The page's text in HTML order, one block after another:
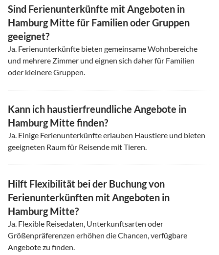
Sind Ferienunterkünfte mit Angeboten in
Hamburg Mitte für Familien oder Gruppen
geeignet?
Ja. Ferienunterkünfte bieten gemeinsame Wohnbereiche
und mehrere Zimmer und eignen sich daher für Familien
oder kleinere Gruppen.
Kann ich haustierfreundliche Angebote in
Hamburg Mitte finden?
Ja. Einige Ferienunterkünfte erlauben Haustiere und bieten
geeigneten Raum für Reisende mit Tieren.
Hilft Flexibilität bei der Buchung von
Ferienunterkünften mit Angeboten in
Hamburg Mitte?
Ja. Flexible Reisedaten, Unterkunftsarten oder
Größenpräferenzen erhöhen die Chancen, verfügbare
Angebote zu finden.